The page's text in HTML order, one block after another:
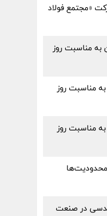
«مجتمع فولاد
به مناسبت روز
مناسبت روز
مناسبت روز
در صنعت